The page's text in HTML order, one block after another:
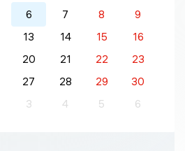
6 7 8
9
13 14 15
16
20 21 22
23
27 28 29
30
3 4 5 6